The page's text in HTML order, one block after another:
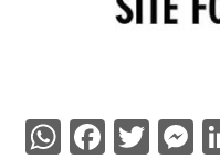
WhatsApp